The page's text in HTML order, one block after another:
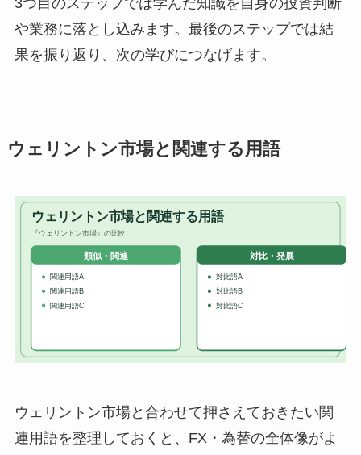
3つ目のステップでは学んだ知識を自身の投資判断
や業務に落とし込みます。最後のステップでは結
果を振り返り、次の学びにつなげます。
ウェリントン市場と関連する用語
ウェリントン市場と合わせて押さえておきたい関
連用語を整理しておくと、FX・為替の全体像がよ